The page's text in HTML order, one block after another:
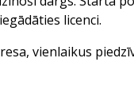
licenci.
vienlaikus